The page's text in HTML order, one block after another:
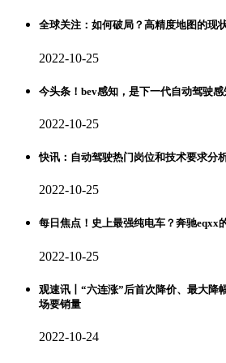
全球关注：如何破局？高精度地图的现
2022-10-25
今头条！bev感知，是下一代自动驾驶感
2022-10-25
快讯：自动驾驶热门岗位和技术要求分
2022-10-25
每日焦点！史上最强纯电车？奔驰eqxx
2022-10-25
观速讯丨“六连涨”后首次降价、最大降
场要销量
2022-10-24